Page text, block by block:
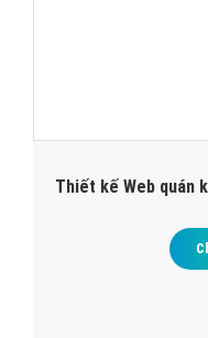
Thiết kế Web quán